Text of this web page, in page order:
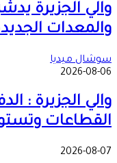
والي الجزيرة
والمعدات
سوشال ميديا
2026-08-06
والي الجزيرة :
القطاعات
2026-08-07